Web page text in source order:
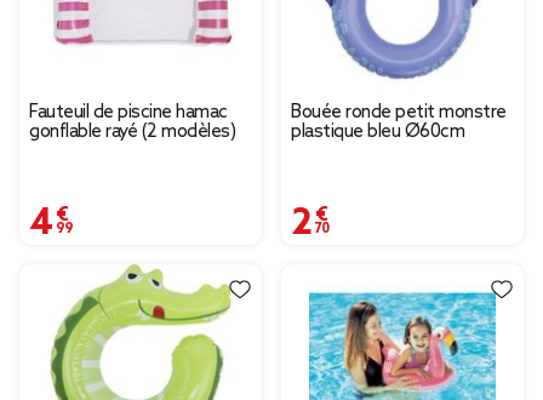
Fauteuil de piscine hamac
gonflable rayé (2 modèles)
4,99 €
Bouée ronde petit monstre
plastique bleu Ø60cm
2,70 €